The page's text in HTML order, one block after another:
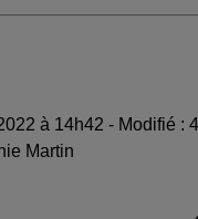
à 14h42 - Modifié :
Martin